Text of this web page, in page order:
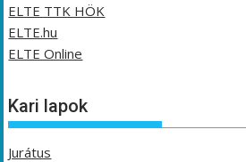
ELTE TTK HÖK
ELTE.hu
ELTE Online
Kari lapok
Jurátus